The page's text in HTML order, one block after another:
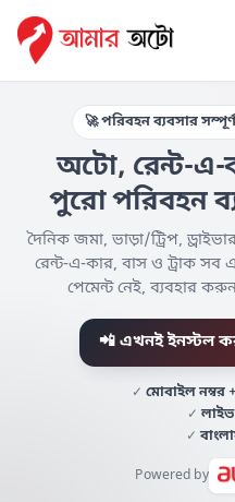
🚀 পরিবহন ব্যবসার সম্পূর্ণ
অটো, রেন্ট-এ-
পুরো পরিবহন
দৈনিক জমা, ভাড়া/ট্রিপ,
রেন্ট-এ-কার, বাস ও ট্রাক সব
পেমেন্ট নেই, ব্যবহার
📲 এখনই ইনস্টল
✓ মোবাইল নম্বর
✓লাইভ
✓
Powered by